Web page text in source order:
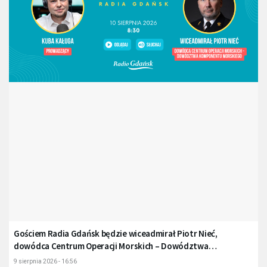
Gościem Radia Gdańsk będzie wiceadmirał Piotr Nieć,
dowódca Centrum Operacji Morskich – Dowództwa
Komponentu Morskiego
9 sierpnia 2026 - 16:56